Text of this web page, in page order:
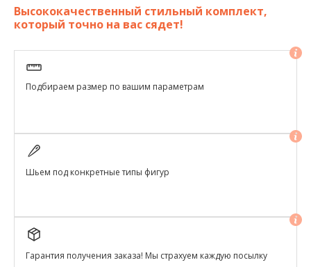
Высококачественный стильный комплект,
который точно на вас сядет!
Подбираем размер по вашим параметрам
Шьем под конкретные типы фигур
Гарантия получения заказа! Мы страхуем каждую посылку